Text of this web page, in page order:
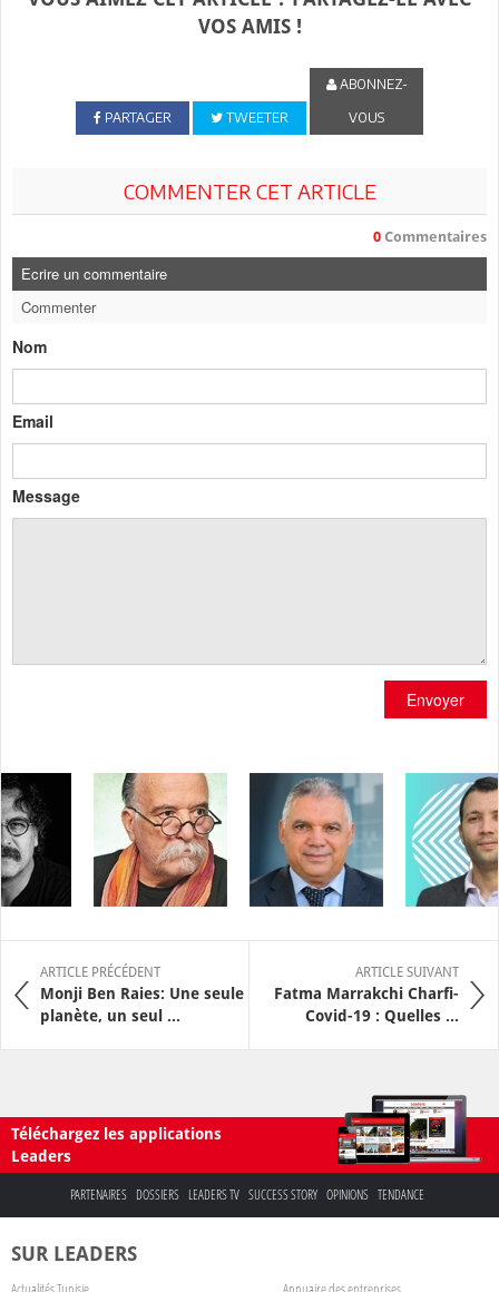
VOS AMIS !
PARTAGER TWEETER
ABONNEZ-
VOUS
COMMENTER CET ARTICLE
0 Commentaires
Ecrire un commentaire
Commenter
Nom
Email
Message
Envoyer
ARTICLE PRÉCÉDENT
Monji Ben Raies: Une seule
planète, un seul ...
ARTICLE SUIVANT
Fatma Marrakchi Charfi-
Covid-19 : Quelles ...
Téléchargez les applications
Leaders
PARTENAIRES DOSSIERS LEADERS TV SUCCESS STORY OPINIONS TENDANCE
SUR LEADERS